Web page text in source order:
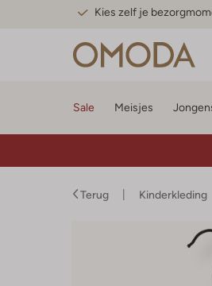
Kies zelf je
Sale Meisjes
Terug Kinderkleding